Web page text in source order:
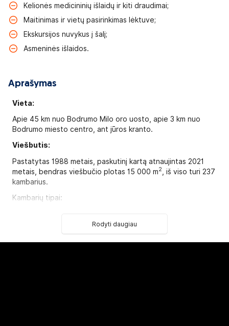
Kelionės medicininių išlaidų ir kiti draudimai;
Maitinimas ir vietų pasirinkimas lėktuve;
Ekskursijos nuvykus į šalį;
Asmeninės išlaidos.
Aprašymas
Vieta:
Apie 45 km nuo Bodrumo Milo oro uosto, apie 3 km nuo
Bodrumo miesto centro, ant jūros kranto.
Viešbutis:
Pastatytas 1988 metais, paskutinį kartą atnaujintas 2021
metais, bendras viešbučio plotas 15 000 m2
, iš viso turi 237
kambarius.
Kambarių tipai:
50 Standard Room Singleuse tipo kambariai (maks. 3
50 Large Room tipo kambariai (maks. 4 asm., 35 kv.m)
Rodyti daugiau